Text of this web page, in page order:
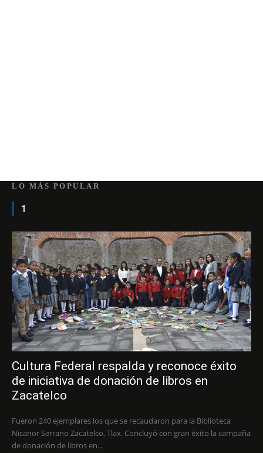
LO MÁS POPULAR
1
Cultura Federal respalda y reconoce éxito
de iniciativa de donación de libros en
Zacatelco
Fueron 240 ejemplares los que se recaudaron para la Biblioteca
Nicanor Serrano Zacatelco, Tlax. Concluyó con gran éxito la campaña
de donación de libros en...